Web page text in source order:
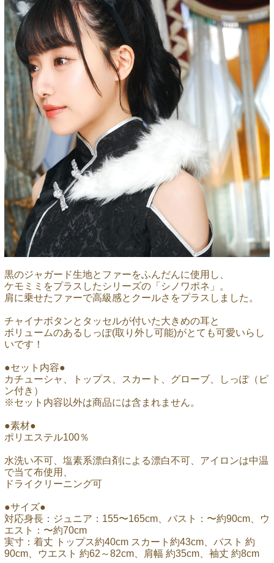
黒のジャガード生地とファーをふんだんに使用し、
ケモミミをプラスしたシリーズの「シノワポネ」。
肩に乗せたファーで高級感とクールさをプラスしました。
チャイナボタンとタッセルが付いた大きめの耳と
ボリュームのあるしっぽ(取り外し可能)がとても可愛いらし
いです！
●セット内容●
カチューシャ、トップス、スカート、グローブ、しっぽ（ピ
ン付き）
※セット内容以外は商品には含まれません。
●素材●
ポリエステル100％
水洗い不可、塩素系漂白剤による漂白不可、アイロンは中温
で当て布使用、
ドライクリーニング可
●サイズ●
対応身長：ジュニア：155〜165cm、バスト：〜約90cm、ウ
エスト：〜約70cm
実寸：着丈 トップス約40cm スカート約43cm、バスト 約
90cm、ウエスト 約62～82cm、肩幅 約35cm、袖丈 約8cm